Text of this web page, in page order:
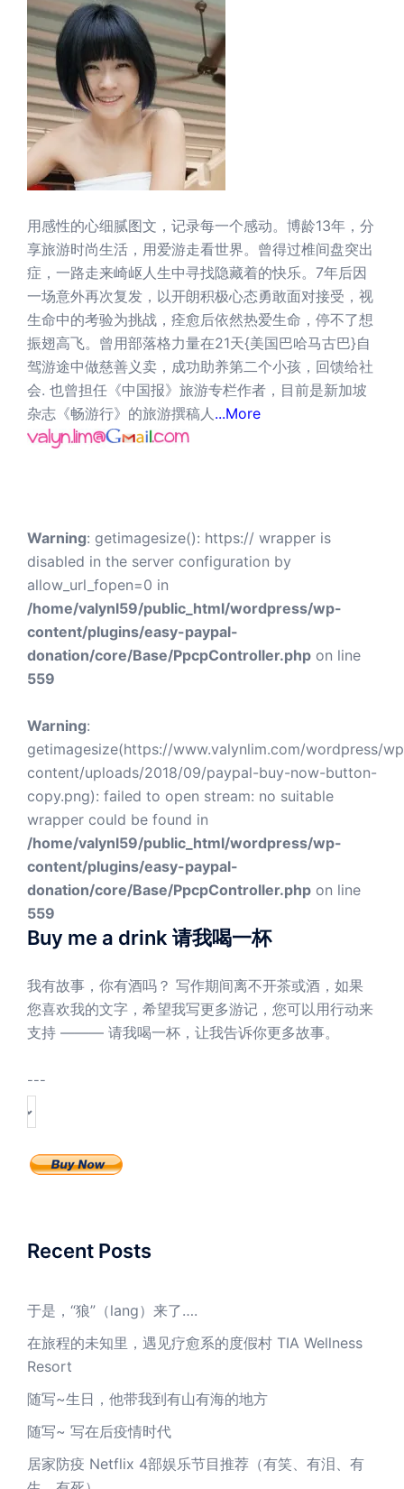
用感性的心细腻图文，记录每一个感动。博龄13年，分
享旅游时尚生活，用爱游走看世界。曾得过椎间盘突出
症，一路走来崎岖人生中寻找隐藏着的快乐。7年后因
一场意外再次复发，以开朗积极心态勇敢面对接受，视
生命中的考验为挑战，痊愈后依然热爱生命，停不了想
振翅高飞。曾用部落格力量在21天{美国巴哈马古巴}自
驾游途中做慈善义卖，成功助养第二个小孩，回馈给社
会. 也曾担任《中国报》旅游专栏作者，目前是新加坡
杂志《畅游行》的旅游撰稿人 ...More
Warning: getimagesize(): https:// wrapper is
disabled in the server configuration by
allow_url_fopen=0 in
/home/valynl59/public_html/wordpress/wp-
content/plugins/easy-paypal-
donation/core/Base/PpcpController.php on line
559
Warning:
getimagesize(https://www.valynlim.com/wordpress/
content/uploads/2018/09/paypal-buy-now-button-
copy.png): failed to open stream: no suitable
wrapper could be found in
/home/valynl59/public_html/wordpress/wp-
content/plugins/easy-paypal-
donation/core/Base/PpcpController.php on line
559
Buy me a drink 请我喝一杯
我有故事，你有酒吗？ 写作期间离不开茶或酒，如果
您喜欢我的文字，希望我写更多游记，您可以用行动来
支持 ——— 请我喝一杯，让我告诉你更多故事。
---
Recent Posts
于是，“狼”（lang）来了….
在旅程的未知里，遇见疗愈系的度假村 TIA Wellness
Resort
随写~生日，他带我到有山有海的地方
随写~ 写在后疫情时代
居家防疫 Netflix 4部娱乐节目推荐（有笑、有泪、有